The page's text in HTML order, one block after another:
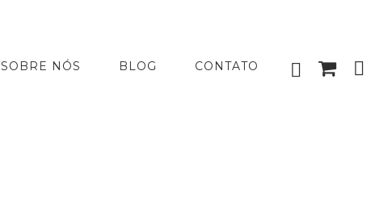
SOBRE NÓS BLOG CONTATO